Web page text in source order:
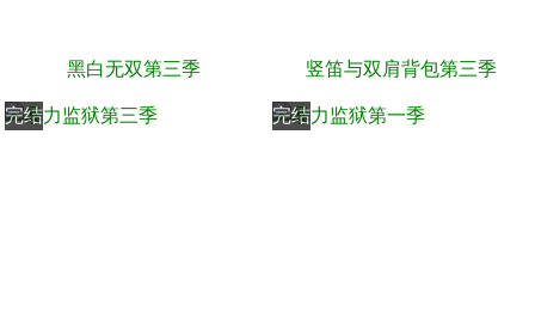
黑白无双第三季 竖笛与双肩背包第三季
完结 完结